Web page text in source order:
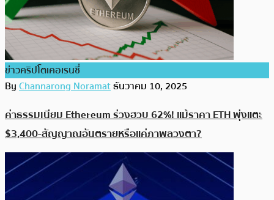
ข่าวคริปโตเคอเรนซี่
ByChannarong Noramatธันวาคม 10, 2025
ค่าธรรมเนียม Ethereum ร่วงฮวบ 62%! แม้ราคา ETH พุ่งแตะ
$3,400-สัญญาณอันตรายหรือแค่ภาพลวงตา?